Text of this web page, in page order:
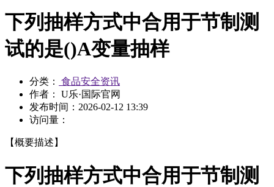
下列抽样方式中合用于节制测
试的是()A变量抽样
分类：
食品安全资讯
作者： U乐·国际官网
发布时间： 2026-02-12 13:39
访问量：
【概要描述】
下列抽样方式中合用于节制测